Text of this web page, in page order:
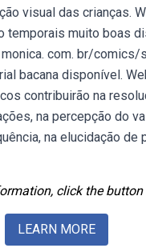
visual das crianças.
temporais muito boas
monica. com. br/comics/
bacana disponível.
contribuirão na
na percepção do
na elucidação de
click the button
LEARN MORE